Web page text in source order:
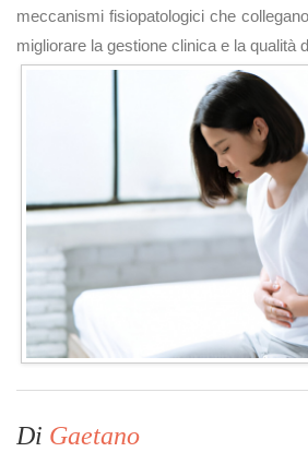
meccanismi fisiopatologici che
migliorare la gestione clinica e la qualità
Di Gaetano